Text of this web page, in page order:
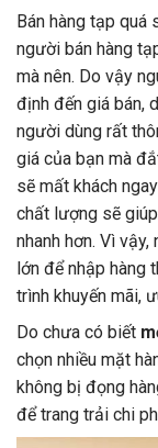
Bán hàng tạp quá
người bán hàng
mà nên. Do vậy
định đến giá bán,
người dùng rất
giá của bạn mà
sẽ mất khách
chất lượng sẽ
nhanh hơn. Vì
lớn để nhập hàng
trình khuyến mãi,
Do chưa có biết
chọn nhiều mặt
không bị đọng
để trang trải chi